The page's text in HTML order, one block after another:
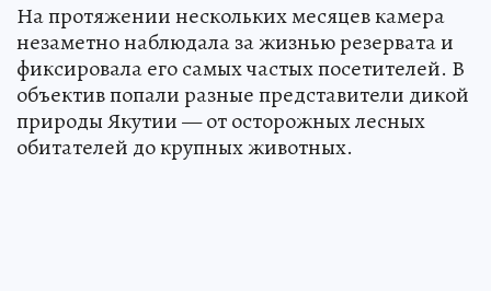
На протяжении нескольких месяцев камера
незаметно наблюдала за жизнью резервата и
фиксировала его самых частых посетителей. В
объектив попали разные представители дикой
природы Якутии — от осторожных лесных
обитателей до крупных животных.